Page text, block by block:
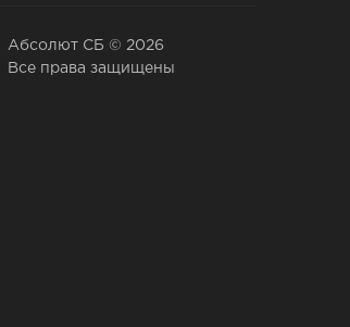
Абсолют СБ © 2026
Все права защищены